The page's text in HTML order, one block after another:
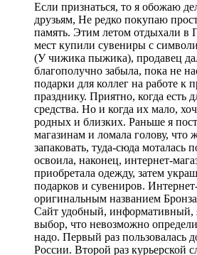
Если признаться, то я обожаю
друзьям, Не редко покупаю
память. Этим летом отдыхали в
мест купили сувениры с
(У чижика пыжика), продавец
благополучно забыла, пока не
подарки для коллег на работе к
празднику. Приятно, когда есть
средства. Но и когда их мало,
родных и близких. Раньше я
магазинам и ломала голову, что
запаковать, туда-сюда моталась
освоила, наконец, интернет-
приобретала одежду, затем
подарков и сувениров.
оригинальным названием
Сайт удобный, информативный,
выбор, что невозможно
надо. Первый раз пользовалась
России. Второй раз курьерской